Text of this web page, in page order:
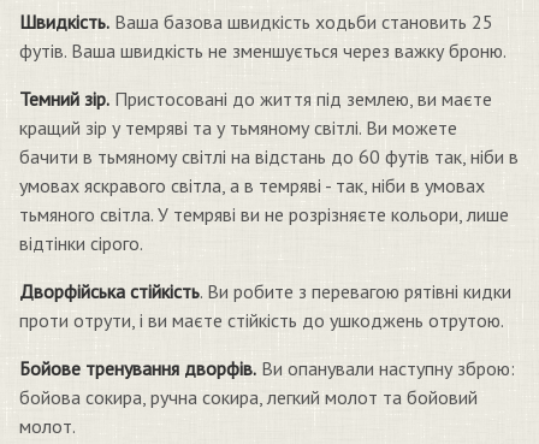
Швидкість. Ваша базова швидкість ходьби становить 25
футів. Ваша швидкість не зменшується через важку броню.
Темний зір. Пристосовані до життя під землею, ви маєте
кращий зір у темряві та у тьмяному світлі. Ви можете
бачити в тьмяному світлі на відстань до 60 футів так, ніби в
умовах яскравого світла, а в темряві - так, ніби в умовах
тьмяного світла. У темряві ви не розрізняєте кольори, лише
відтінки сірого.
Дворфійська стійкість. Ви робите з перевагою рятівні кидки
проти отрути, і ви маєте стійкість до ушкоджень отрутою.
Бойове тренування дворфів. Ви опанували наступну зброю:
бойова сокира, ручна сокира, легкий молот та бойовий
молот.